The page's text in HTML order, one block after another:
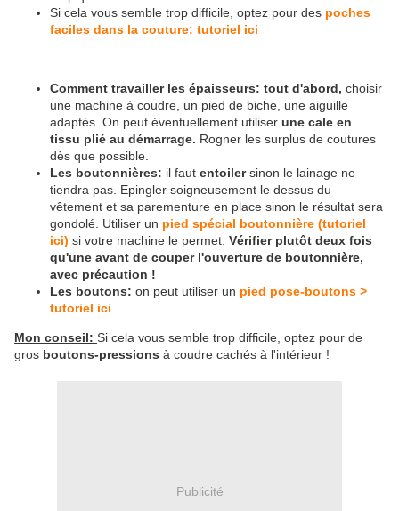
Si cela vous semble trop difficile, optez pour des poches
faciles dans la couture: tutoriel ici
Comment travailler les épaisseurs: tout d'abord, choisir
une machine à coudre, un pied de biche, une aiguille
adaptés. On peut éventuellement utiliser une cale en
tissu plié au démarrage. Rogner les surplus de coutures
dès que possible.
Les boutonnières: il faut entoilersinon le lainage ne
tiendra pas. Epingler soigneusement le dessus du
vêtement et sa parementure en place sinon le résultat sera
gondolé. Utiliser un pied spécial boutonnière (tutoriel
ici) si votre machine le permet. Vérifier plutôt deux fois
qu'une avant de couper l'ouverture de boutonnière,
avec précaution !
Les boutons: on peut utiliser un pied pose-boutons >
tutoriel ici
Mon conseil: Si cela vous semble trop difficile, optez pour de
gros boutons-pressions à coudre cachés à l'intérieur !
Publicité